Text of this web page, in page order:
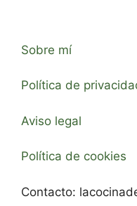
Sobre mí
Política de
Aviso legal
Política de cookies
Contacto: